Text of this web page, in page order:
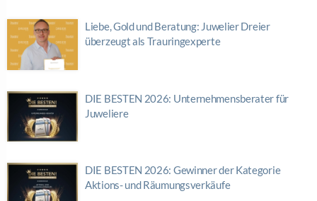
Liebe, Gold und Beratung: Juwelier Dreier
überzeugt als Trauringexperte
DIE BESTEN 2026: Unternehmensberater für
Juweliere
DIE BESTEN 2026: Gewinner der Kategorie
Aktions- und Räumungsverkäufe